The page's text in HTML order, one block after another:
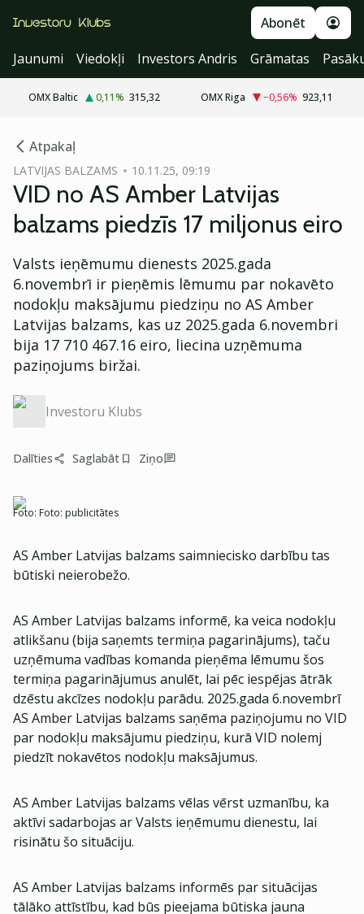
Abonēt
Jaunumi
Viedokļi Investors Andris Grāmatas
OMX Baltic 0,11% 315,32 OMX Riga −0,56% 923,11
Atpakaļ
LATVIJAS BALZAMS 10.11.25, 09:19
VID no AS Amber Latvijas
balzams piedzīs 17 miljonus eiro
Valsts ieņēmumu dienests 2025.gada
6.novembrī ir pieņēmis lēmumu par nokavēto
nodokļu maksājumu piedziņu no AS Amber
Latvijas balzams, kas uz 2025.gada 6.novembri
bija 17 710 467.16 eiro, liecina uzņēmuma
paziņojums biržai.
Investoru Klubs
Dalīties Saglabāt Ziņo
Foto: Foto: publicitātes
AS Amber Latvijas balzams saimniecisko darbību tas
būtiski neierobežo.
AS Amber Latvijas balzams informē, ka veica nodokļu
atlikšanu (bija saņemts termiņa pagarinājums), taču
uzņēmuma vadības komanda pieņēma lēmumu šos
termiņa pagarinājumus anulēt, lai pēc iespējas ātrāk
dzēstu akcīzes nodokļu parādu. 2025.gada 6.novembrī
AS Amber Latvijas balzams saņēma paziņojumu no VID
par nodokļu maksājumu piedziņu, kurā VID nolemj
piedzīt nokavētos nodokļu maksājumus.
AS Amber Latvijas balzams vēlas vērst uzmanību, ka
aktīvi sadarbojas ar Valsts ieņēmumu dienestu, lai
risinātu šo situāciju.
AS Amber Latvijas balzams informēs par situācijas
tālāko attīstību, kad būs pieejama būtiska jauna